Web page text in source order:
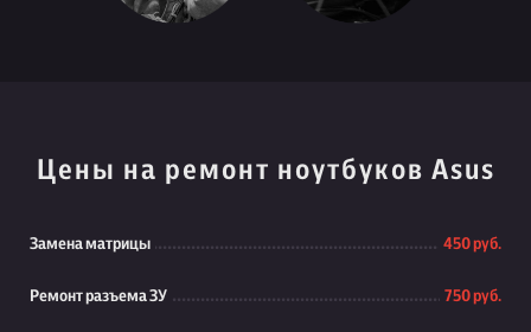
Цены на ремонт ноутбуков Asus
Замена матрицы 450 руб.
Ремонт разъема ЗУ 750 руб.